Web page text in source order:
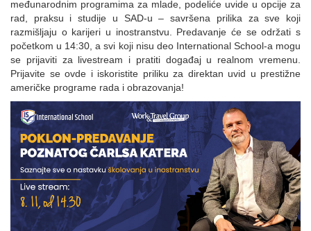
međunarodnim programima za mlade, podeliće uvide u opcije za
rad, praksu i studije u SAD-u – savršena prilika za sve koji
razmišljaju o karijeri u inostranstvu. Predavanje će se održati s
početkom u 14:30, a svi koji nisu deo International School-a mogu
se prijaviti za livestream i pratiti događaj u realnom vremenu.
Prijavite se ovde i iskoristite priliku za direktan uvid u prestižne
američke programe rada i obrazovanja!